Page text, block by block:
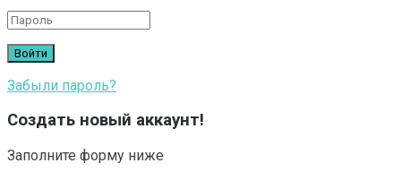
Забыли пароль?
Создать новый аккаунт!
Заполните форму ниже